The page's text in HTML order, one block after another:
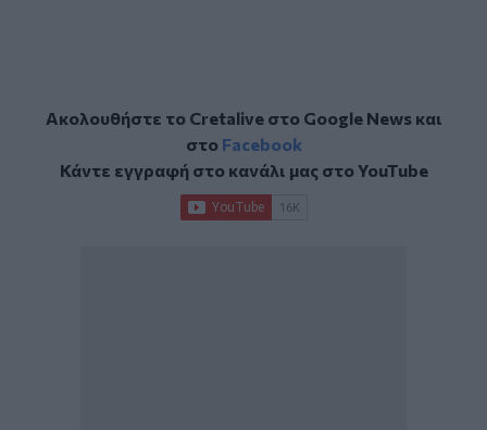
Ακολουθήστε το Cretalive στο Google Newsκαι
στο Facebook
Κάντε εγγραφή στο κανάλι μας στοYouTube